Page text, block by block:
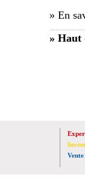
» En
» Haut
Vente